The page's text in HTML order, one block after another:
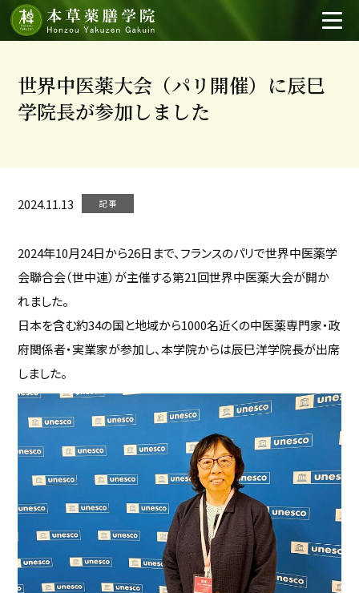
世界中医薬大会（パリ開催）に辰巳
学院長が参加しました
2024.11.13 記事
2024年10月24日から26日まで、フランスのパリで世界中医薬学
会聯合会（世中連）が主催する第21回世界中医薬大会が開か
れました。
日本を含む約34の国と地域から1000名近くの中医薬専門家・政
府関係者・実業家が参加し、本学院からは辰巳洋学院長が出席
しました。